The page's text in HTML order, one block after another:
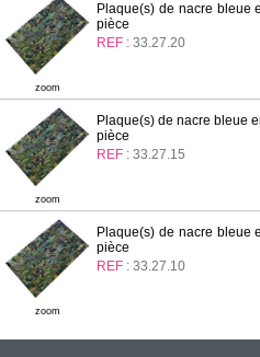
zoom
Plaque(s) de nacre bleue
pièce
REF : 33.27.20
zoom
Plaque(s) de nacre bleue
pièce
REF : 33.27.15
zoom
Plaque(s) de nacre bleue
pièce
REF : 33.27.10